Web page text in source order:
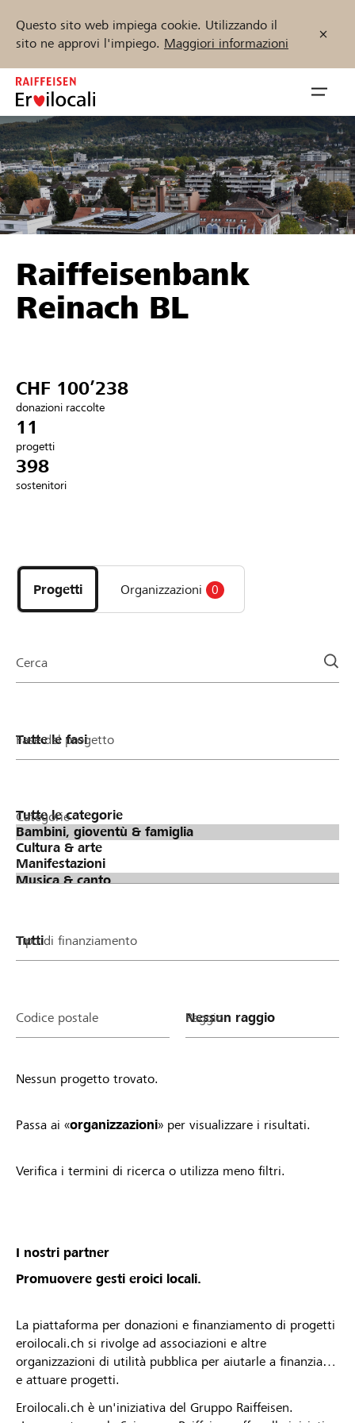
Questo sito web impiega cookie. Utilizzando il
sito ne approvi l'impiego. Maggiori informazioni
Zum
Inhalt
springen
öffnen
Sostenere
Aiuto & supporto
Collegarsi
Trova progetti e organizzazioni
Inizia ora
DE FR IT
Raiffeisenbank
Reinach BL
CHF 100’238
donazioni raccolte
11
progetti
398
sostenitori
i
progetti
e
della
Progetti Organizzazioni 0
Cerca
Fase del progetto
Categorie
Tipo di finanziamento
Codice postale Raggio
Nessun progetto trovato.
Passa ai «organizzazioni» per visualizzare i risultati.
Verifica i termini di ricerca o utilizza meno filtri.
I nostri partner
Promuovere gesti eroici locali.
La piattaforma per donazioni e finanziamento di progetti
eroilocali.ch si rivolge ad associazioni e altre
organizzazioni di utilità pubblica per aiutarle a finanziare
e attuare progetti.
Eroilocali.ch è un'iniziativa del Gruppo Raiffeisen.